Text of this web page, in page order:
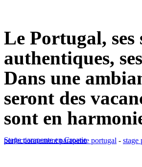
Le Portugal, ses
authentiques,
Dans une
seront des
sont en
perfectionnement parapente portugal - stage
Stage parapente en Croatie